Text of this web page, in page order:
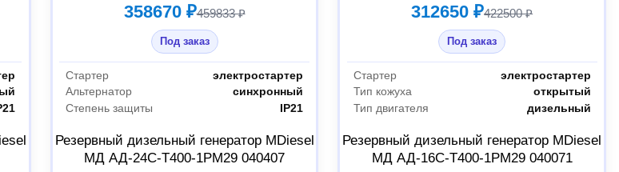
358670 ₽459833 ₽
Под заказ
Стартер
электростартер
Альтернатор
синхронный
Степень защиты
IP21
Резервный дизельный генератор MDiesel
МД АД-24С-Т400-1РМ29 040407
312650 ₽422500 ₽
Под заказ
Стартер
электростартер
Тип кожуха
открытый
Тип двигателя
дизельный
Резервный дизельный генератор MDiesel
МД АД-16С-Т400-1РМ29 040071